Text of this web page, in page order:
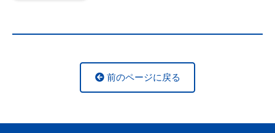
前のページに戻る